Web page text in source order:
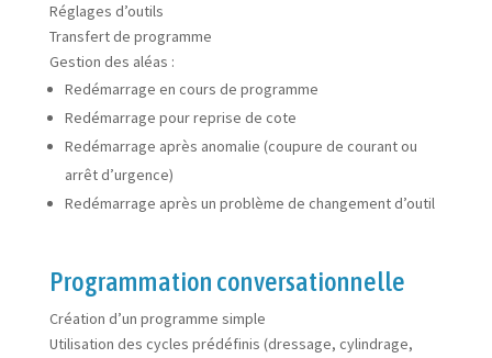
Réglages d’outils
Transfert de programme
Gestion des aléas :
Redémarrage en cours de programme
Redémarrage pour reprise de cote
Redémarrage après anomalie (coupure de courant ou
arrêt d’urgence)
Redémarrage après un problème de changement d’outil
Programmation conversationnelle
Création d’un programme simple
Utilisation des cycles prédéfinis (dressage, cylindrage,